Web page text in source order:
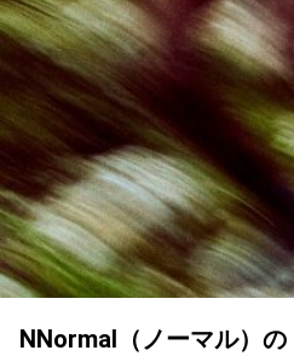
NNormal（ノーマル）